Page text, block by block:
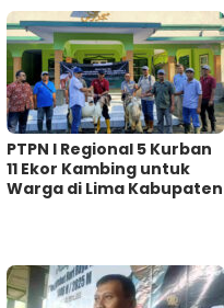
PTPN I Regional 5 Kurban
11 Ekor Kambing untuk
Warga di Lima Kabupaten